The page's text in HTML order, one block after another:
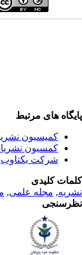
پایگاه های مرتبط
کمیسیون
کمسیون
شرکت یکتاوب
کلمات کلیدی
نشریه, مجله علمی,
نظرسنجی